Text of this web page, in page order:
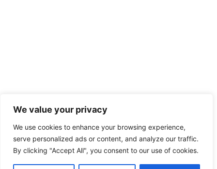
We value your privacy
We use cookies to enhance your browsing experience,
serve personalized ads or content, and analyze our traffic.
By clicking "Accept All", you consent to our use of cookies.